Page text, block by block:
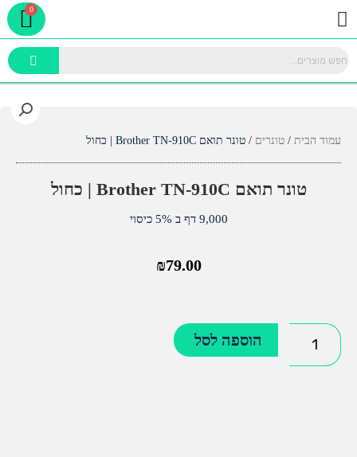
דילוג
לתוכןתפריט
עמוד הבית / טונרים / טונר תואם Brother TN-910C | כחול
טונר תואם Brother TN-910C | כחול
9,000 דף ב 5% כיסוי
₪79.00
כמות
של
הוספה לסל